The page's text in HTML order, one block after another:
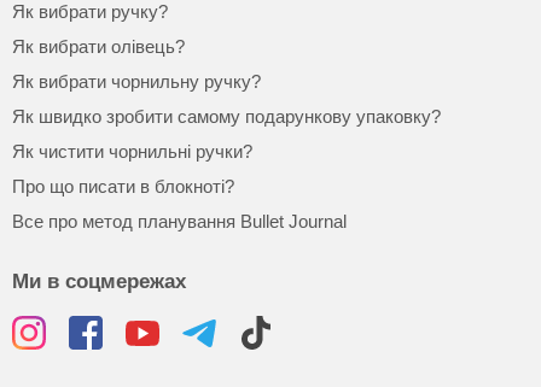
Як вибрати ручку?
Як вибрати олівець?
Як вибрати чорнильну ручку?
Як швидко зробити самому подарункову упаковку?
Як чистити чорнильні ручки?
Про що писати в блокноті?
Все про метод планування Bullet Journal
Ми в соцмережах